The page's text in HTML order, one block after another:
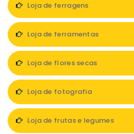
Loja de ferragens
Loja de ferramentas
Loja de flores secas
Loja de fotografia
Loja de frutas e legumes